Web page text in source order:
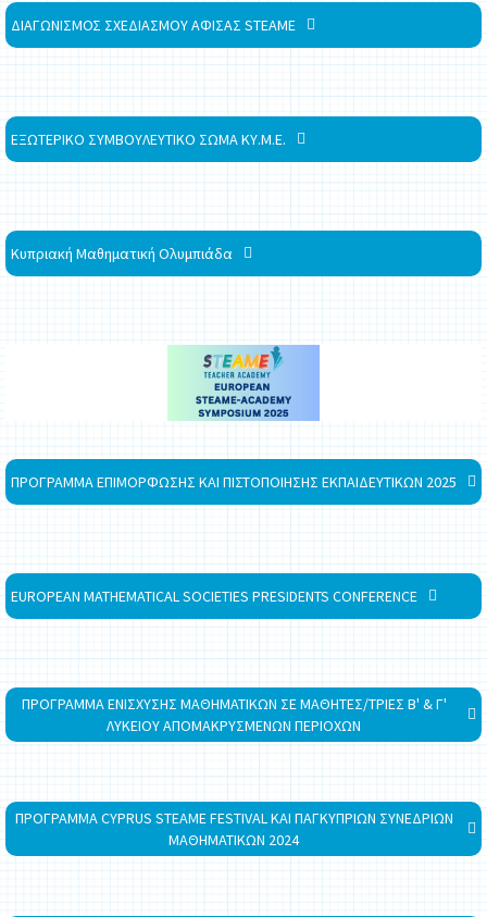
ΔΙΑΓΩΝΙΣΜΟΣ ΣΧΕΔΙΑΣΜΟΥ ΑΦΙΣΑΣ STEAME
ΕΞΩΤΕΡΙΚΟ ΣΥΜΒΟΥΛΕΥΤΙΚΟ ΣΩΜΑ ΚΥ.Μ.Ε.
Κυπριακή Μαθηματική Ολυμπιάδα
ΠΡΟΓΡΑΜΜΑ ΕΠΙΜΟΡΦΩΣΗΣ ΚΑΙ ΠΙΣΤΟΠΟΙΗΣΗΣ ΕΚΠΑΙΔΕΥΤΙΚΩΝ 2025
EUROPEAN MATHEMATICAL SOCIETIES PRESIDENTS CONFERENCE
ΠΡΟΓΡΑΜΜΑ ΕΝΙΣΧΥΣΗΣ ΜΑΘΗΜΑΤΙΚΩΝ ΣΕ ΜΑΘΗΤΕΣ/ΤΡΙΕΣ Β' & Γ'
ΛΥΚΕΙΟΥ ΑΠΟΜΑΚΡΥΣΜΕΝΩΝ ΠΕΡΙΟΧΩΝ
ΠΡΟΓΡΑΜΜΑ CYPRUS STEAME FESTIVAL ΚΑΙ ΠΑΓΚΥΠΡΙΩΝ ΣΥΝΕΔΡΙΩΝ
ΜΑΘΗΜΑΤΙΚΩΝ 2024